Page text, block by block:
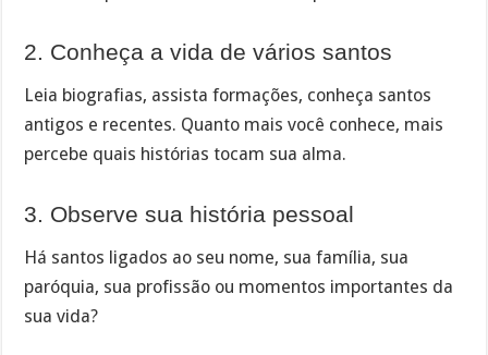
2. Conheça a vida de vários santos
Leia biografias, assista formações, conheça santos
antigos e recentes. Quanto mais você conhece, mais
percebe quais histórias tocam sua alma.
3. Observe sua história pessoal
Há santos ligados ao seu nome, sua família, sua
paróquia, sua profissão ou momentos importantes da
sua vida?